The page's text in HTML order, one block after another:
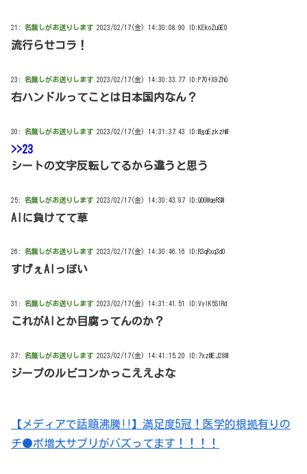
21: 名無しがお送りします 2023/02/17(金) 14:30:08.90 ID:KEkoZuGE0
流行らせコラ！
23: 名無しがお送りします 2023/02/17(金) 14:30:33.77 ID:P70+X9Zh0
右ハンドルってことは日本国内なん？
30: 名無しがお送りします 2023/02/17(金) 14:31:37.43 ID:MgqEzkzhM
>>23
シートの文字反転してるから違うと思う
25: 名無しがお送りします 2023/02/17(金) 14:30:43.97 ID:QOGWqeRSM
AIに負けてて草
26: 名無しがお送りします 2023/02/17(金) 14:30:46.16 ID:R3qRxq3d0
すげぇAIっぽい
31: 名無しがお送りします 2023/02/17(金) 14:31:41.51 ID:VylK5SlRd
これがAIとか目腐ってんのか？
37: 名無しがお送りします 2023/02/17(金) 14:41:15.20 ID:7xzMEJ28M
ジープのルビコンかっこええよな
【メディアで話題沸騰!!】満足度5冠！医学的根拠有りの
チ●ポ増大サプリがバズってます！！！！